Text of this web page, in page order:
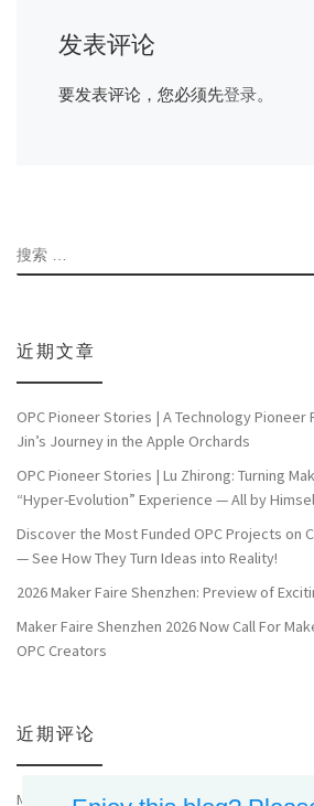
发表评论
要发表评论，您必须先登录。
搜索
近期文章
OPC Pioneer Stories | A Technology Pioneer
Jin’s Journey in the Apple Orchards
OPC Pioneer Stories | Lu Zhirong: Turning
“Hyper-Evolution” Experience — All by
Discover the Most Funded OPC Projects on
— See How They Turn Ideas into Reality!
2026 Maker Faire Shenzhen: Preview of
Maker Faire Shenzhen 2026 Now Call For
OPC Creators
近期评论
Meilily 发表在《志愿者招募｜这只霸王龙复